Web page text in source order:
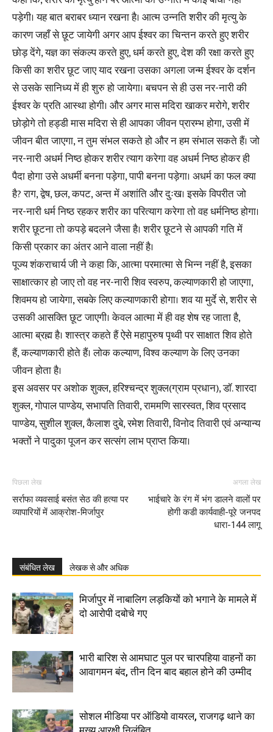
पड़ेगी। यह बात बराबर ध्यान रखना है। आत्म उन्नति शरीर की मृत्यु के
कारण जहाँ से छूट जायेगी अगर आप ईश्वर का चिन्तन करते हुए शरीर
छोड़ देंगे, यज्ञ का संकल्प करते हुए, धर्म करते हुए, देश की रक्षा करते हुए
किसी का शरीर छूट जाए याद रखना उसका अगला जन्म ईश्वर के दर्शन
से उसके सानिध्य में ही शुरु हो जायेगा। बचपन से ही उस नर-नारी की
ईश्वर के प्रति आस्था होगी। और अगर मास मदिरा खाकर मरोगे, शरीर
छोड़ोगे तो हड्डी मास मदिरा से ही आपका जीवन प्रारम्भ होगा, उसी में
जीवन बीत जाएगा, न तुम संभल सकते हो और न हम संभाल सकते हैं। जो
नर-नारी अधर्म निष्ठ होकर शरीर त्याग करेगा वह अधर्म निष्ठ होकर ही
पैदा होगा उसे अधर्मी बनना पड़ेगा, पापी बनना पड़ेगा। अधर्म का फल क्या
है? राग, द्वेष, छल, कपट, अन्त में अशांति और दुःख। इसके विपरीत जो
नर-नारी धर्म निष्ठ रहकर शरीर का परित्याग करेगा तो वह धर्मनिष्ठ होगा।
शरीर छूटना तो कपड़े बदलने जैसा है। शरीर छूटने से आपकी गति में
किसी प्रकार का अंतर आने वाला नहीं है।
पूज्य शंकराचार्य जी ने कहा कि, आत्मा परमात्मा से भिन्न नहीं है, इसका
साक्षात्कार हो जाए तो वह नर-नारी शिव स्वरुप, कल्याणकारी हो जाएगा,
शिवमय हो जायेगा, सबके लिए कल्याणकारी होगा। शव या मुर्दे से, शरीर से
उसकी आसक्ति छूट जाएगी। केवल आत्मा में ही वह शेष रह जाता है,
आत्मा ब्रह्म है। शास्त्र कहते हैं ऐसे महापुरुष पृथ्वी पर साक्षात शिव होते
हैं, कल्याणकारी होते हैं। लोक कल्याण, विश्व कल्याण के लिए उनका
जीवन होता है।
इस अवसर पर अशोक शुक्ल, हरिश्चन्द्र शुक्ल(ग्राम प्रधान), डॉ. शारदा
शुक्ल, गोपाल पाण्डेय, सभापति तिवारी, राममणि सारस्वत, शिव प्रसाद
पाण्डेय, सुशील शुक्ल, कैलाश दुबे, रमेश तिवारी, विनोद तिवारी एवं अन्यान्य
भक्तों ने पादुका पूजन कर सत्संग लाभ प्राप्त किया।
पिछला लेख
सर्राफा व्यवसाई बसंत सेठ की हत्या पर
व्यापारियों में आक्रोश-मिर्जापुर
अगला लेख
भाईचारे के रंग में भंग डालने वालों पर
होगी कडी कार्यवाही-पूरे जनपद
धारा-144 लागू
संबंधित लेख लेखक से और अधिक
मिर्जापुर में नाबालिग लड़कियों को भगाने के मामले में
दो आरोपी दबोचे गए
भारी बारिश से आमघाट पुल पर चारपहिया वाहनों का
आवागमन बंद, तीन दिन बाद बहाल होने की उम्मीद
सोशल मीडिया पर ऑडियो वायरल, राजगढ़ थाने का